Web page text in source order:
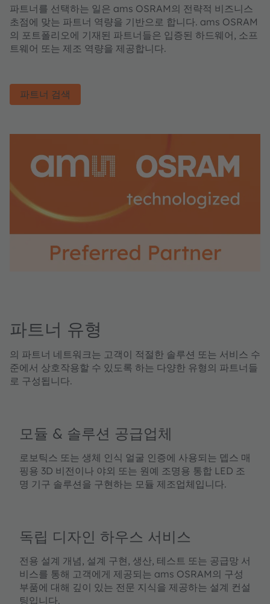
파트너를 선택하는 일은 ams OSRAM의 전략적 비즈니스
초점에 맞는 파트너 역량을 기반으로 합니다. ams OSRAM
의 포트폴리오에 기재된 파트너들은 입증된 하드웨어, 소프
트웨어 또는 제조 역량을 제공합니다.
파트너 검색
파트너 유형
의 파트너 네트워크는 고객이 적절한 솔루션 또는 서비스 수
준에서 상호작용할 수 있도록 하는 다양한 유형의 파트너들
로 구성됩니다.
모듈 & 솔루션 공급업체
로보틱스 또는 생체 인식 얼굴 인증에 사용되는 뎁스 매
핑용 3D 비전이나 야외 또는 원예 조명용 통합 LED 조
명 기구 솔루션을 구현하는 모듈 제조업체입니다.
독립 디자인 하우스 서비스
전용 설계 개념, 설계 구현, 생산, 테스트 또는 공급망 서
비스를 통해 고객에게 제공되는 ams OSRAM의 구성
부품에 대해 깊이 있는 전문 지식을 제공하는 설계 컨설
팅입니다.